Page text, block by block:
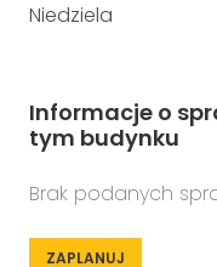
Niedziela
Informacje o
tym budynku
Brak podanych
ZAPLANUJ